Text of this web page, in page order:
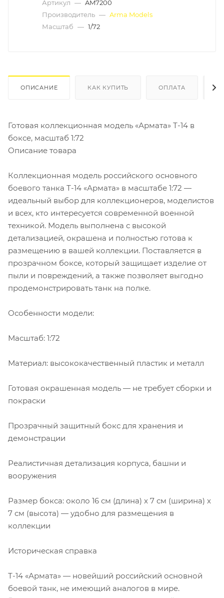
Артикул — AM7200
Производитель — Arma Models
Масштаб — 1/72
ОПИСАНИЕ КАК КУПИТЬ ОПЛАТА
Готовая коллекционная модель «Армата» Т-14 в
боксе, масштаб 1:72
Описание товара
Коллекционная модель российского основного
боевого танка Т-14 «Армата» в масштабе 1:72 —
идеальный выбор для коллекционеров, моделистов
и всех, кто интересуется современной военной
техникой. Модель выполнена с высокой
детализацией, окрашена и полностью готова к
размещению в вашей коллекции. Поставляется в
прозрачном боксе, который защищает изделие от
пыли и повреждений, а также позволяет выгодно
продемонстрировать танк на полке.
Особенности модели:
Масштаб: 1:72
Материал: высококачественный пластик и металл
Готовая окрашенная модель — не требует сборки и
покраски
Прозрачный защитный бокс для хранения и
демонстрации
Реалистичная детализация корпуса, башни и
вооружения
Размер бокса: около 16 см (длина) x 7 см (ширина) x
7 см (высота) — удобно для размещения в
коллекции
Историческая справка
Т-14 «Армата» — новейший российский основной
боевой танк, не имеющий аналогов в мире.